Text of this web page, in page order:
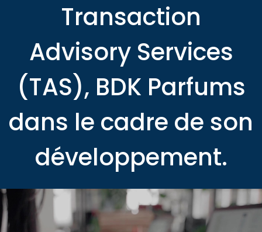
Transaction
Advisory Services
(TAS), BDK Parfums
dans le cadre de son
développement.